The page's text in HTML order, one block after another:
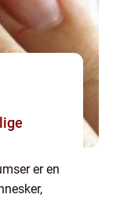
er en